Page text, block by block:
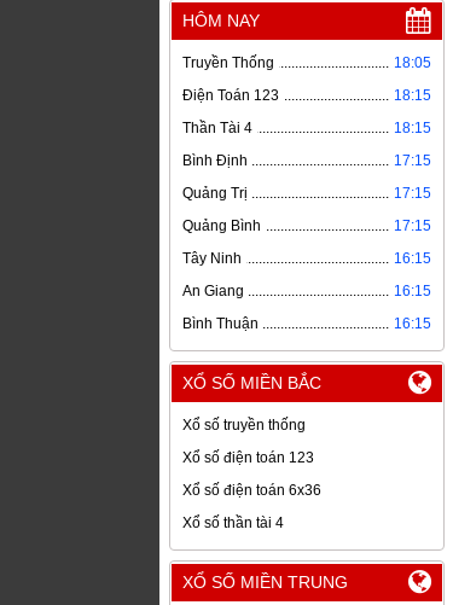
HÔM NAY
Truyền Thống
18:05
Điện Toán 123
18:15
Thần Tài 4
18:15
Bình Định
17:15
Quảng Trị
17:15
Quảng Bình
17:15
Tây Ninh
16:15
An Giang
16:15
Bình Thuận
16:15
XỔ SỐ MIỀN BẮC
Xổ số truyền thống
Xổ số điện toán 123
Xổ số điện toán 6x36
Xổ số thần tài 4
XỔ SỐ MIỀN TRUNG